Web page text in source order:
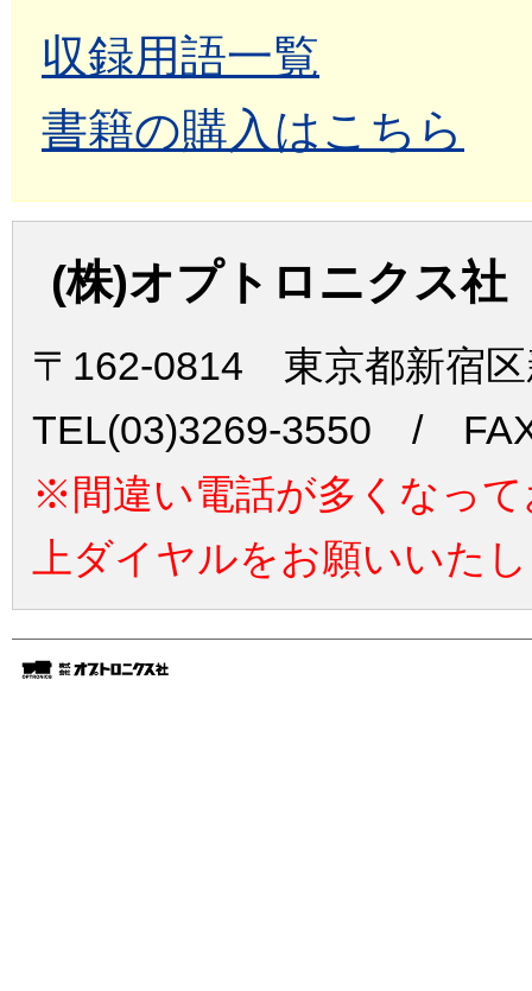
収録用語一覧
書籍の購入はこちら
(株)オプトロニクス社
〒162-0814 東京都新宿
TEL(03)3269-3550 /
※間違い電話が多くなっ
上ダイヤルをお願いいた